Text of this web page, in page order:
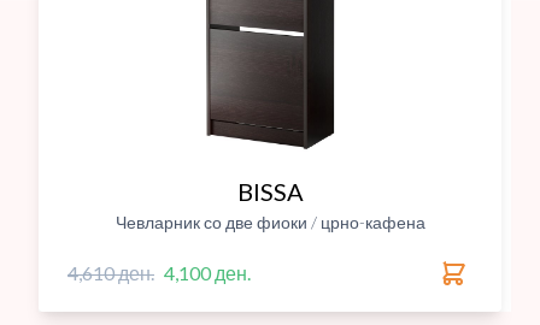
BISSA
Чевларник со две фиоки / црно-кафена
4,610 ден. 4,100 ден.